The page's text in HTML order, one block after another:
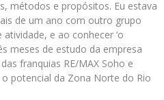
métodos e propósitos. Eu estava
de um ano com outro grupo
e ao conhecer ‘o
meses de estudo da empresa
franquias RE/MAX Soho e
o potencial da Zona Norte do Rio